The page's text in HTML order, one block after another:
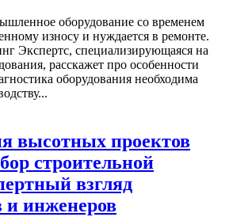
оборудование со временем
износу и нуждается в ремонте.
Экспертс, специализирующаяся на
расскажет про особенности
оборудования необходима
высотных проектов
строительной
взгляд
и инженеров